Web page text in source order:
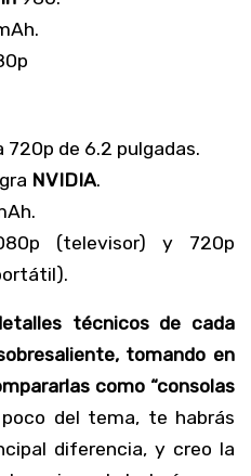
720p de 6.2 pulgadas.
NVIDIA.
(televisor) y 720p
técnicos de cada
tomando en
como “consolas
del tema, te habrás
diferencia, y creo la